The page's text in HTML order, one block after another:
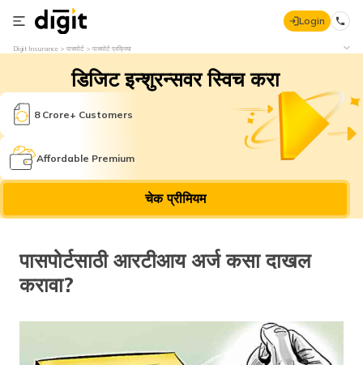
Login
Digit Insurance पासपोर्ट पासपोर्ट प्रक्रिया
डिजिट इन्शुरन्सवर स्विच करा
8 Crore+ Customers
Affordable Premium
चेक प्रीमियम
पासपोर्टसाठी आरटीआय अर्ज कसा दाखल
करावा?